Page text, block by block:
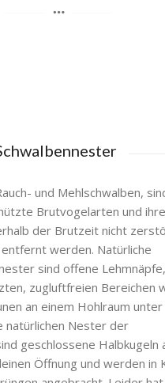
und Mehlschwalben,
Brutvogelarten und
der Brutzeit nicht
werden. Natürliche
sind offene
zugluftfreien Bereichen
an einem Hohlraum
natürlichen Nester der
geschlossene Halbkugeln
Öffnung und werden in